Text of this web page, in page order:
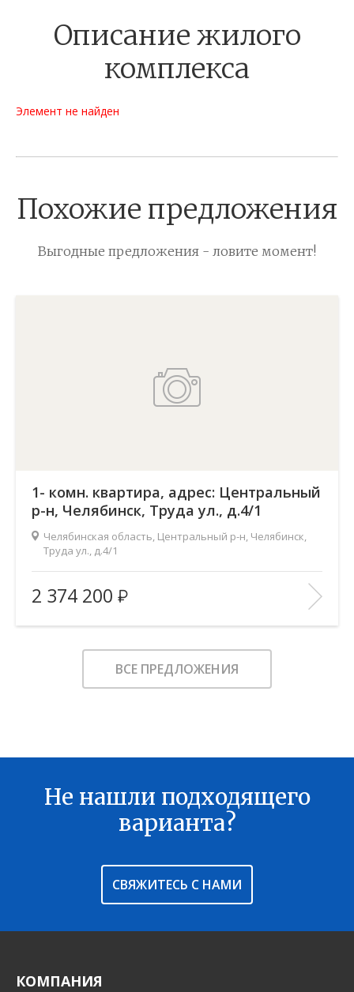
Описание жилого
комплекса
Элемент не найден
Похожие предложения
Выгодные предложения - ловите момент!
1- комн. квартира, адрес: Центральный
р-н, Челябинск, Труда ул., д.4/1
Челябинская область, Центральный р-н, Челябинск,
Труда ул., д.4/1
Жилой комплекс:
Западный луч
Количество комнат:
1
Общая площадь:
39.57 м
В ИЗБРАННОЕ
2 374 200
ВСЕ ПРЕДЛОЖЕНИЯ
Не нашли подходящего
варианта?
СВЯЖИТЕСЬ С НАМИ
КОМПАНИЯ